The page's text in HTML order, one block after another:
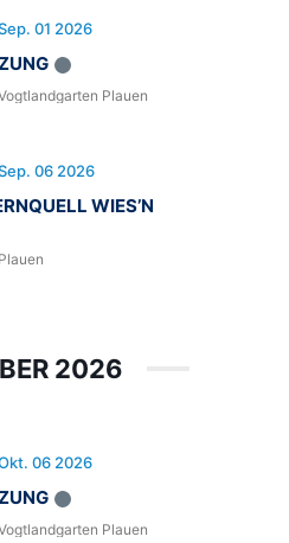
01 2026
Plauen
06 2026
WIES’N
Plauen
2026
06 2026
Plauen